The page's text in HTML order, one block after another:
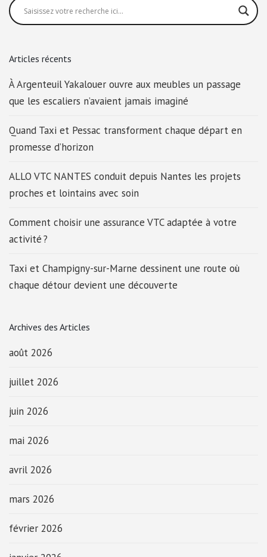
Articles récents
À Argenteuil Yakalouer ouvre aux meubles un passage
que les escaliers n’avaient jamais imaginé
Quand Taxi et Pessac transforment chaque départ en
promesse d’horizon
ALLO VTC NANTES conduit depuis Nantes les projets
proches et lointains avec soin
Comment choisir une assurance VTC adaptée à votre
activité ?
Taxi et Champigny-sur-Marne dessinent une route où
chaque détour devient une découverte
Archives des Articles
août 2026
juillet 2026
juin 2026
mai 2026
avril 2026
mars 2026
février 2026